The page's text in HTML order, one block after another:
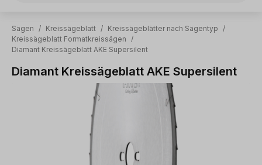
Sägen / Kreissägeblatt / Kreissägeblätter nach Sägentyp
/
Kreissägeblatt Formatkreissägen
/
Diamant Kreissägeblatt AKE Supersilent
Diamant Kreissägeblatt AKE Supersilent